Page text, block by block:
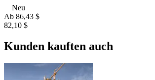
Neu
Ab 86,43 $
82,10 $
Kunden kauften auch